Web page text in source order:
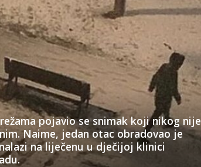
pojavio se snimak koji nikog nije
Naime, jedan otac obradovao je
na liječenu u dječijoj klinici